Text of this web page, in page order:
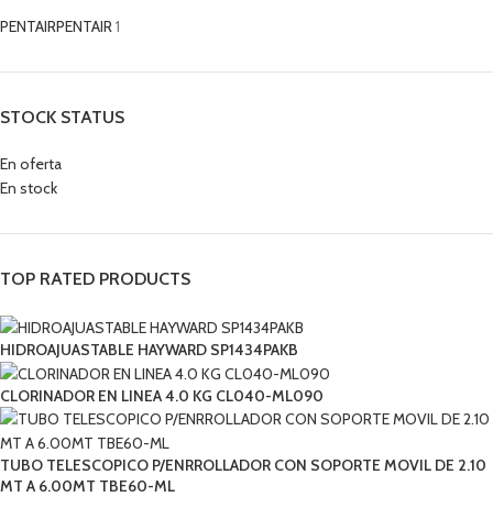
PENTAIRPENTAIR1
STOCK STATUS
En oferta
En stock
TOP RATED PRODUCTS
HIDROAJUASTABLE HAYWARD SP1434PAKB
CLORINADOR EN LINEA 4.0 KG CL040-ML090
TUBO TELESCOPICO P/ENRROLLADOR CON SOPORTE MOVIL DE 2.10
MT A 6.00MT TBE60-ML